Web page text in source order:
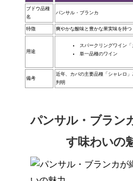
ブドウ品種
名
パンサル・ブランカ
特徴 爽やかな酸味と豊かな果実味を持つ
用途
スパークリングワイン
単一品種のワイン
備考
近年、カバの主要品種「シャレロ
判明
パンサル・ブラン
す味わいの